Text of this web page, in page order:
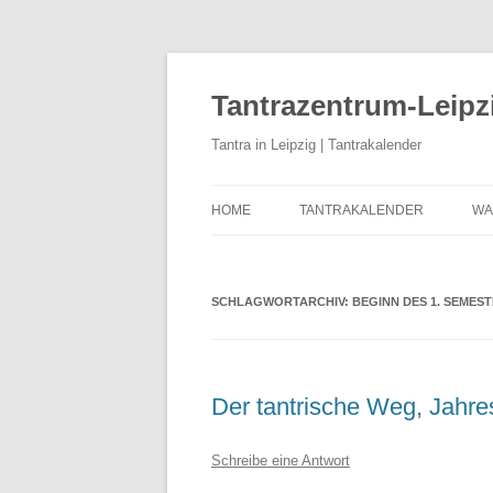
Tantrazentrum-
Tantra in Leipzig | Tantrakalender
HOME TANTRAKALENDER
SCHLAGWORTARCHIV: BEGINN DES 1.
Der tantrische Weg,
Schreibe eine Antwort